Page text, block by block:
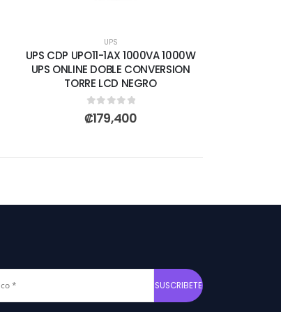
UPS
UPS CDP UPO11-1AX 1000VA 1000W
UPS ONLINE DOBLE CONVERSION
TORRE LCD NEGRO
0out of 5
₡179,400